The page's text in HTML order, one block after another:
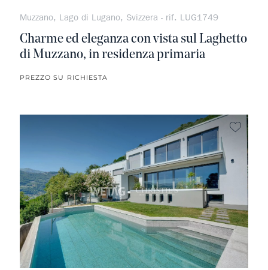
Muzzano, Lago di Lugano, Svizzera - rif. LUG1749
Charme ed eleganza con vista sul Laghetto
di Muzzano, in residenza primaria
PREZZO SU RICHIESTA
Non